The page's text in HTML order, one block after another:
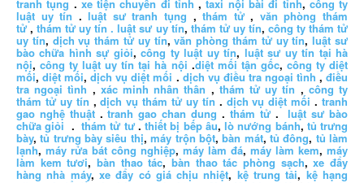
tranh tụng . xe tiện chuyến đi tỉnh ,taxi nội bài đi tỉnh, công ty
luật uy tín .luật sư tranh tụng ,thám tử, văn phòng thám
tử ,thám tử uy tín . luật sư uy tín, thám tử uy tín, công ty thám tử
uy tín, dịch vụ thám tử uy tín,văn phòng thám tử uy tín,luật sư
bào chữa hình sự giỏi,công ty luật uy tín, luật sư uy tín tại hà
nội,công ty luật uy tín tại hà nội .diệt mối tận gốc, công ty diệt
mối,diệt mối,dịch vụ diệt mối . dịch vụ điều tra ngoại tình ,điều
tra ngoại tình , xác minh nhân thân , thám tử uy tín , công ty
thám tử uy tín ,dịch vụ thám tử uy tín . dịch vụ diệt mối .tranh
gao nghệ thuật.tranh gao chan dung . thám tử.luật sư bào
chữa giỏi .thám tử tư.thiết bị bếp âu,lò nướng bánh, tủ trưng
bày,tủ trưng bày siêu thị,máy trộn bột,bàn mát, tủ đông, tủ làm
lạnh, máy rửa bát công nghiệp, máy làm đá, máy làm kem, máy
làm kem tươi,bàn thao tác,bàn thao tác phòng sạch,xe đẩy
hàng nhà máy, xe đẩy có giá chịu nhiệt, kệ trung tải, kệ hạng